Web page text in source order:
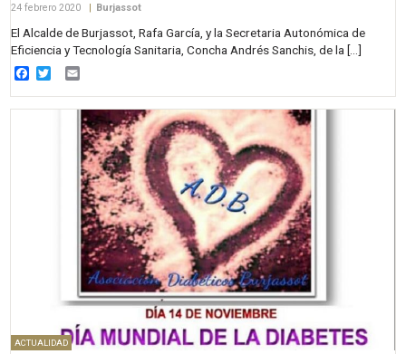
24 febrero 2020 Burjassot
El Alcalde de Burjassot, Rafa García, y la Secretaria Autonómica de
Eficiencia y Tecnología Sanitaria, Concha Andrés Sanchis, de la […]
Facebook
Twitter
ACTUALIDAD